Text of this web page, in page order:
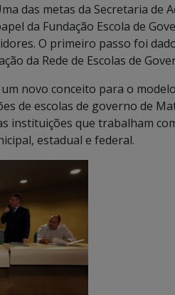
das metas da Secretaria de
da Fundação Escola de
O primeiro passo foi
da Rede de Escolas de
novo conceito para o
de escolas de governo de
instituições que trabalham
estadual e federal.